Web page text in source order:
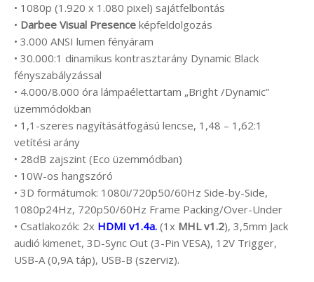
• 1080p (1.920 x 1.080 pixel) sajátfelbontás
• Darbee Visual Presence képfeldolgozás
• 3.000 ANSI lumen fényáram
• 30.000:1 dinamikus kontrasztarány Dynamic Black
fényszabályzással
• 4.000/8.000 óra lámpaélettartam „Bright /Dynamic”
üzemmódokban
• 1,1-szeres nagyításátfogású lencse, 1,48 – 1,62:1
vetítési arány
• 28dB zajszint (Eco üzemmódban)
• 10W-os hangszóró
• 3D formátumok: 1080i/720p50/60Hz Side-by-Side,
1080p24Hz, 720p50/60Hz Frame Packing/Over-Under
• Csatlakozók: 2x HDMI v1.4a. (1x MHL v1.2), 3,5mm Jack
audió kimenet, 3D-Sync Out (3-Pin VESA), 12V Trigger,
USB-A (0,9A táp), USB-B (szerviz).